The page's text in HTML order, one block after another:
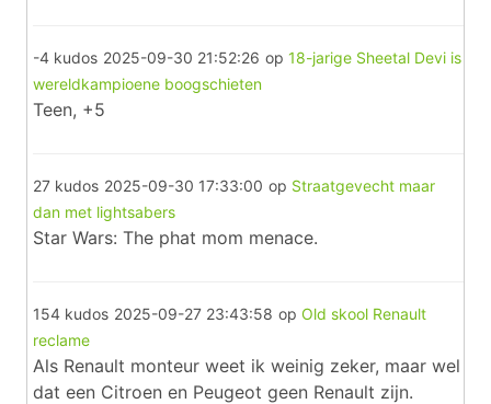
-4 kudos 2025-09-30 21:52:26 op 18-jarige Sheetal Devi is
wereldkampioene boogschieten
Teen, +5
27 kudos 2025-09-30 17:33:00 op Straatgevecht maar
dan met lightsabers
Star Wars: The phat mom menace.
154 kudos 2025-09-27 23:43:58 op Old skool Renault
reclame
Als Renault monteur weet ik weinig zeker, maar wel
dat een Citroen en Peugeot geen Renault zijn.